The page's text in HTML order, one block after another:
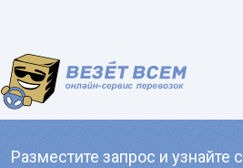
Разместите запрос и узнайте